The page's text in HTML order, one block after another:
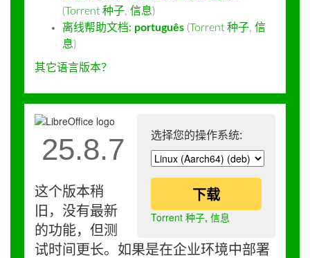
(Torrent 种子, 信息)
离线帮助文档: português (Torrent 种子, 信
息)
其它语言版本？
选择您的操作系统:
下载
Torrent 种子, 信息
25.8.7
这个版本稍
旧，没有最新
的功能，但测
试时间更长。如果是在企业环境中部署